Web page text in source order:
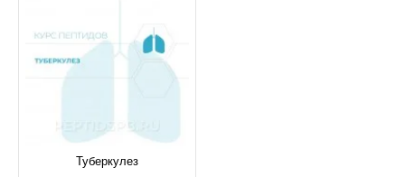
Туберкулез